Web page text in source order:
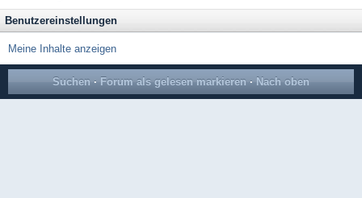
Benutzereinstellungen
Meine Inhalte anzeigen
Suchen · Forum als gelesen markieren · Nach oben